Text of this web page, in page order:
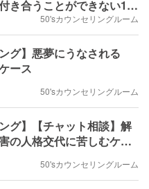
き合うことができない10
50'sカウンセリングルーム
グ】悪夢にうなされる
ース
50'sカウンセリングルーム
グ】【チャット相談】解
の人格交代に苦しむケー
50'sカウンセリングルーム